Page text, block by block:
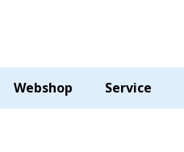
Webshop Service